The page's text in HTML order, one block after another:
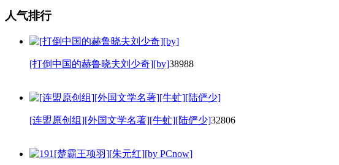
人气排行
[打倒中国的赫鲁晓夫刘少奇][by]38988
[连盟原创组][外国文学名著][牛虻][陆俨少]32806